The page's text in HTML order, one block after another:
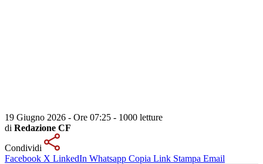
19 Giugno 2026 - Ore 07:25 - 1000 letture
di Redazione CF
Condividi
Facebook X LinkedIn Whatsapp Copia Link Stampa Email